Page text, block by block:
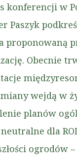
konferencji w
Paszyk
proponowaną
Obecnie
wejdą w
planów
dla
ogrodów